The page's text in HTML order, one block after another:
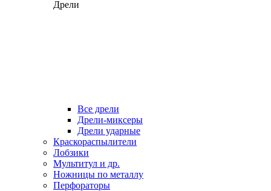
Дрели
Все дрели
Дрели-миксеры
Дрели ударные
Краскораспылители
Лобзики
Мультитул и др.
Ножницы по металлу
Перфораторы